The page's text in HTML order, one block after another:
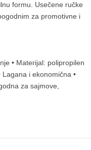
formu. Usečene ručke
za promotivne i
• Materijal: polipropilen
Lagana i ekonomična •
za sajmove,